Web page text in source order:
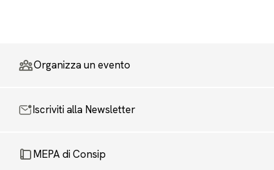
Organizza un evento
Iscriviti alla Newsletter
MEPA di Consip